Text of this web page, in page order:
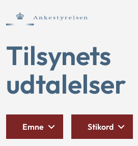
Tilsynets
udtalelser
Emne Stikord